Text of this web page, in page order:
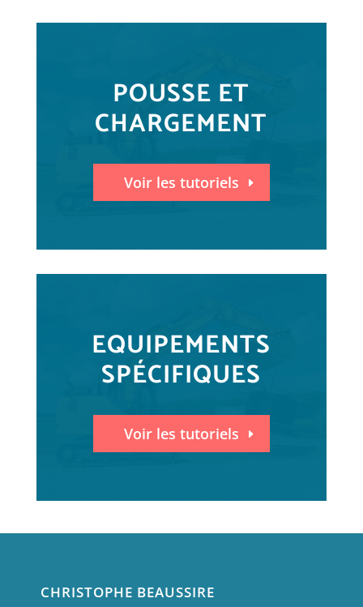
POUSSE ET
CHARGEMENT
Voir les tutoriels
EQUIPEMENTS
SPÉCIFIQUES
Voir les tutoriels
CHRISTOPHE BEAUSSIRE